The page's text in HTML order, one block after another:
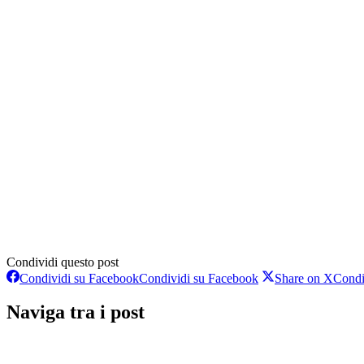
Condividi questo post
Condividi su FacebookCondividi su Facebook Share on X
Naviga tra i post